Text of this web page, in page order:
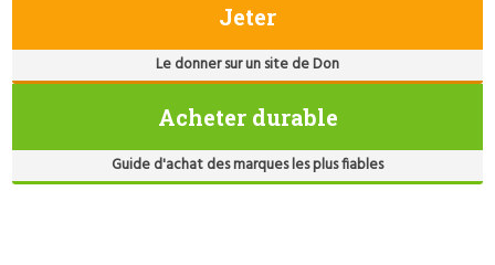
Jeter
Le donner sur un site de Don
Acheter durable
Guide d'achat des marques les plus fiables